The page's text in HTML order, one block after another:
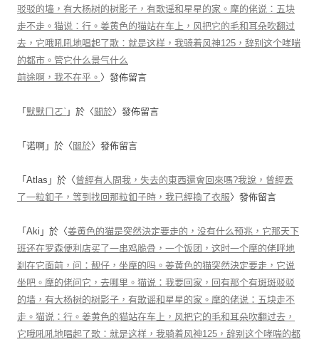
驳驳的墙，有大杨树的树影子，有歌谣和星星的家。摩的佬说：五块
走不走。猫说：行。姜黄色的猫站在车上，风把它的毛和耳朵吹翻过
去，它哦吼吼地唱起了歌：就是这样，我骑着风神125，辞别这个哮喘
的都市。管它什么景气什么
前途啊，我不在乎。 〉發佈留言
「 默默ㄇㄛˋ 」於〈 關於〉發佈留言
「 诺啊 」於〈 關於〉發佈留言
「 Atlas 」於〈曾經有人問我，失去的東西還會回來嗎?我說，曾經丟
了一粒釦子，等到找回那粒釦子時，我已經換了衣服〉發佈留言
「 Aki 」於〈姜黄色的猫是突然決定要走的，没有什么预兆，它那天下
班还在罗森便利店买了一串鸡脆骨，一个饭团，这时一个摩的佬呼地
刹在它面前，问：靓仔，坐摩的吗。姜黄色的猫突然決定要走，它说
坐吧。摩的佬问它，去哪里。猫说：我要回家，回有那个有斑斑驳驳
的墙，有大杨树的树影子，有歌谣和星星的家。摩的佬说：五块走不
走。猫说：行。姜黄色的猫站在车上，风把它的毛和耳朵吹翻过去，
它哦吼吼地唱起了歌：就是这样，我骑着风神125，辞别这个哮喘的都